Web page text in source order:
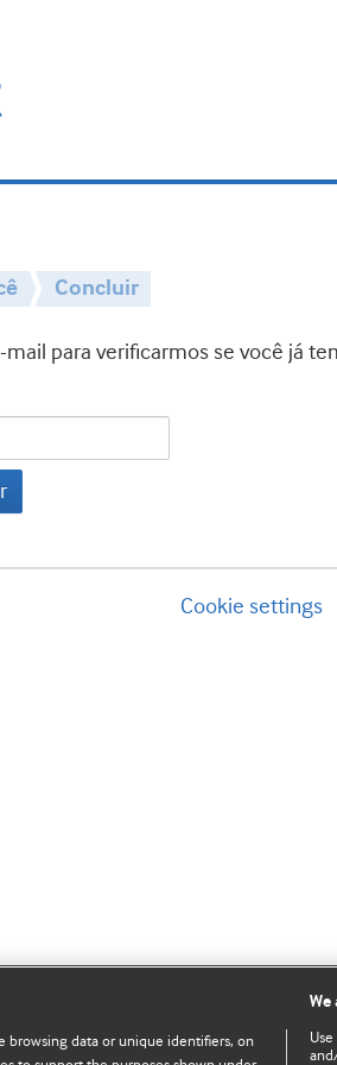
Concluir
para verificarmos se você já
Cookie settings
browsing data or unique identifiers, on